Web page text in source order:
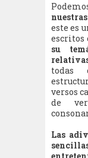
este es
escritos
su
todas
versos
de
Las